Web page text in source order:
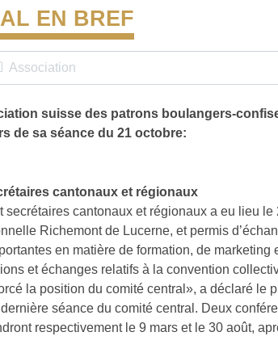
EN BREF
Association
suisse des patrons boulangers-
de sa séance du 21 octobre:
cantonaux et régionaux
secrétaires cantonaux et régionaux a eu lieu le
Richemont de Lucerne, et permis
en matière de formation, de marketing
et échanges relatifs à la convention
la position du comité central», a déclaré le
séance du comité central. Deux
respectivement le 9 mars et le 30 août,